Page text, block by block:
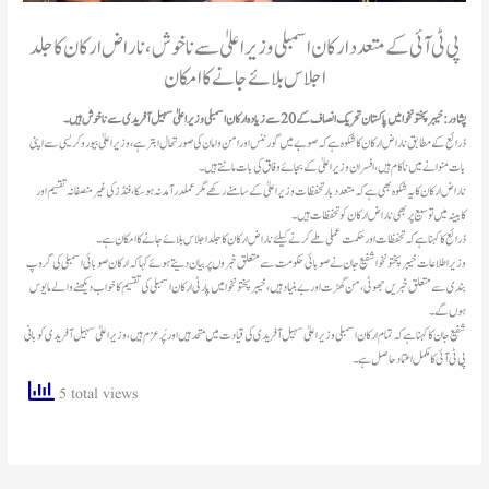
پی ٹی آئی کے متعدد ارکان اسمبلی وزیراعلیٰ سے ناخوش، ناراض ارکان کا جلد
اجلاس بلائے جانےکا امکان
پشاور: خیبر پختونخوا میں پاکستان تحریک انصاف کے 20 سے زیادہ ارکان اسمبلی وزیراعلیٰ سہیل آفریدی سے ناخوش ہیں۔
ذرائع کے مطابق ناراض ارکان کا شکوہ ہے کہ صوبے میں گورننس اور امن وامان کی صورتحال ابتر ہے، وزیراعلیٰ بیوروکریسی سے اپنی
بات منوانے میں ناکام ہیں، افسران وزیراعلیٰ کے بجائے وفاق کی بات مانتے ہیں۔
ناراض ارکان کا یہ شکوہ بھی ہے کہ متعدد بار تحفظات وزیراعلیٰ کے سامنے رکھے مگر عملدرآمد نہ ہوسکا، فنڈز کی غیرمنصفانہ تقسیم اور
کابینہ میں توسیع پر بھی ناراض ارکان کو تحفظات ہیں۔
ذرائع کا کہنا ہے کہ تحفظات اور حکمت عملی طے کرنے کیلئے ناراض ارکان کا جلد اجلاس بلائے جانےکا امکان ہے۔
وزیر اطلاعات خیبر پختونخوا شفیع جان نے صوبائی حکومت سے متعلق خبروں پر بیان دیتے ہوئے کہا کہ ارکان صوبائی اسمبلی کی گروپ
بندی سے متعلق خبریں جھوٹی، من گھڑت اور بےبنیاد ہیں، خیبر پختونخوا میں پارٹی ارکان اسمبلی کی تقسیم کا خواب دیکھنے والے مایوس
ہوں گے۔
شفیع جان کا کہنا ہے کہ تمام ارکان اسمبلی وزیراعلیٰ سہیل آفریدی کی قیادت میں متحد ہیں اور پُرعزم ہیں، وزیراعلیٰ سہیل آفریدی کو بانی
پی ٹی آئی کا مکمل اعتماد حاصل ہے۔
5 total views